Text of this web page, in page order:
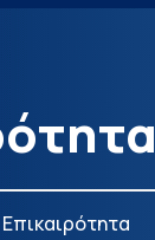
Επικαιρότητα